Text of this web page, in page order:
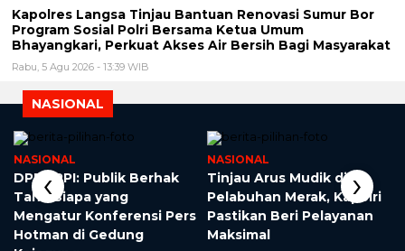
Kapolres Langsa Tinjau Bantuan Renovasi Sumur Bor
Program Sosial Polri Bersama Ketua Umum
Bhayangkari, Perkuat Akses Air Bersih Bagi Masyarakat
Rabu, 5 Agu 2026 - 13:39 WIB
NASIONAL
NASIONAL
DPP LPPI: Publik Berhak
Tahu Siapa yang
Mengatur Konferensi Pers
Hotman di Gedung
NASIONAL
Tinjau Arus Mudik di
Pelabuhan Merak, Kapolri
Pastikan Beri Pelayanan
Maksimal
‹ ›